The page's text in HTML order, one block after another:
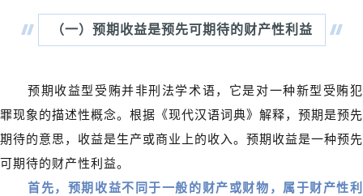
（一） 预期收益是预先可期待的财产性利益
预期收益型受贿并非刑法学术语，它是对一种新型受贿犯
罪现象的描述性概念。根据《现代汉语词典》解释，预期是预先
期待的意思，收益是生产或商业上的收入。预期收益是一种预先
可期待的财产性利益。
首先，预期收益不同于一般的财产或财物，属于财产性利